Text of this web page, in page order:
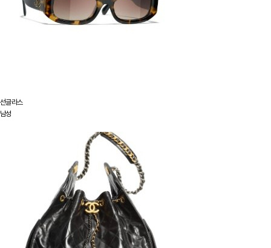
선글라스
남성